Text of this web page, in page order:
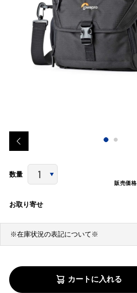
数量
販売価格
お取り寄せ
※在庫状況の表記について※
カートに入れる